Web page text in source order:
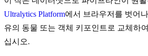
Ultralytics Platform에서 브라우저를 벗어
유의 동물 또는 객체 키포인트로 교체하
십시오.